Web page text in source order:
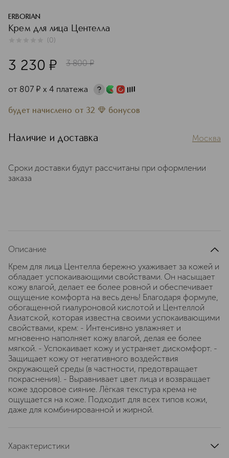
ERBORIAN
Крем для лица Центелла
(0)
3 230 ¤ 3 800 ¤
от 807 ¤ х 4 платежа
будет начислено от 32 бонусов
Наличие и доставка Москва
Сроки доставки будут рассчитаны при оформлении
заказа
Описание
Крем для лица Центелла бережно ухаживает за кожей и
обладает успокаивающими свойствами. Он насыщает
кожу влагой, делает ее более ровной и обеспечивает
ощущение комфорта на весь день! Благодаря формуле,
обогащенной гиалуроновой кислотой и Центеллой
Азиатской, которая известна своими успокаивающими
свойствами, крем: - Интенсивно увлажняет и
мгновенно наполняет кожу влагой, делая ее более
мягкой. - Успокаивает кожу и устраняет дискомфорт. -
Защищает кожу от негативного воздействия
окружающей среды (в частности, предотвращает
покраснения). - Выравнивает цвет лица и возвращает
коже здоровое сияние. Лёгкая текстура крема не
ощущается на коже. Подходит для всех типов кожи,
даже для комбинированной и жирной.
Характеристики